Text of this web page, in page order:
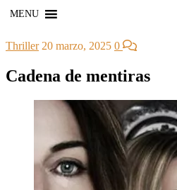
MENU
Thriller 20 marzo, 2025 0
Cadena de mentiras